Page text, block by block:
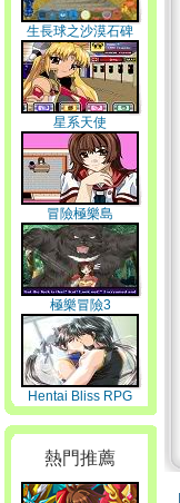
生長球之沙漠石碑
星系天使
冒險極樂島
極樂冒險3
Hentai Bliss RPG
熱門推薦